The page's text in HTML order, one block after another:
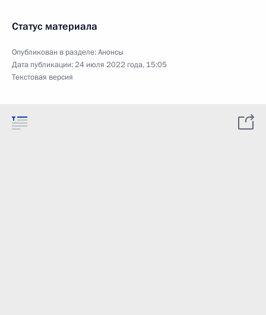
Статус материала
Опубликован в разделе:Анонсы
Дата публикации:24 июля 2022 года, 15:05
Текстовая версия